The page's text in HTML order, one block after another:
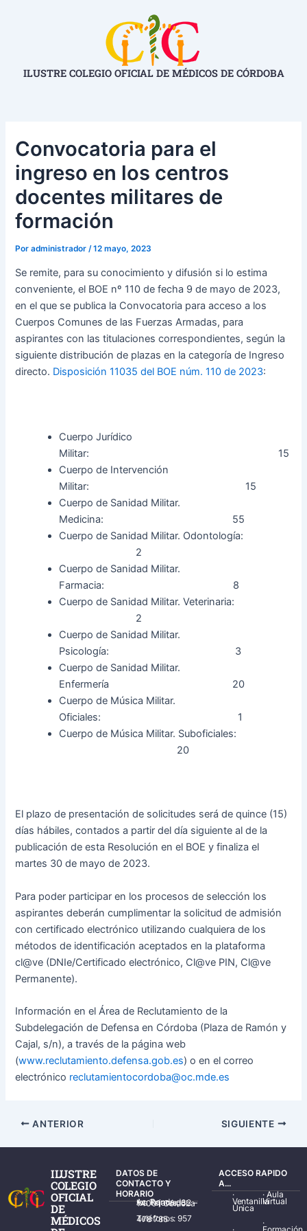
ILUSTRE COLEGIO OFICIAL DE MÉDICOS DE CÓRDOBA
Convocatoria para el
ingreso en los centros
docentes militares de
formación
Poradministrador /12 mayo, 2023
Se remite, para su conocimiento y difusión si lo estima
conveniente, el BOE nº 110 de fecha 9 de mayo de 2023,
en el que se publica la Convocatoria para acceso a los
Cuerpos Comunes de las Fuerzas Armadas, para
aspirantes con las titulaciones correspondientes, según la
siguiente distribución de plazas en la categoría de Ingreso
directo. Disposición 11035 del BOE núm. 110 de 2023:
Cuerpo Jurídico
Militar: 15
Cuerpo de Intervención
Militar: 15
Cuerpo de Sanidad Militar.
Medicina: 55
Cuerpo de Sanidad Militar. Odontología:
2
Cuerpo de Sanidad Militar.
Farmacia: 8
Cuerpo de Sanidad Militar. Veterinaria:
2
Cuerpo de Sanidad Militar.
Psicología: 3
Cuerpo de Sanidad Militar.
Enfermería 20
Cuerpo de Música Militar.
Oficiales: 1
Cuerpo de Música Militar. Suboficiales:
20
El plazo de presentación de solicitudes será de quince (15)
días hábiles, contados a partir del día siguiente al de la
publicación de esta Resolución en el BOE y finaliza el
martes 30 de mayo de 2023.
Para poder participar en los procesos de selección los
aspirantes deberán cumplimentar la solicitud de admisión
con certificado electrónico utilizando cualquiera de los
métodos de identificación aceptados en la plataforma
cl@ve (DNIe/Certificado electrónico, Cl@ve PIN, Cl@ve
Permanente).
Información en el Área de Reclutamiento de la
Subdelegación de Defensa en Córdoba (Plaza de Ramón y
Cajal, s/n), a través de la página web
(www.reclutamiento.defensa.gob.es) o en el correo
electrónico reclutamientocordoba@oc.mde.es
ANTERIOR SIGUIENTE
ILUSTRE
COLEGIO
OFICIAL
DE
MÉDICOS
DATOS DE
CONTACTO Y
HORARIO
Av. Ronda de los Tejares, 32 – 14001 Córdoba
Teléfonos: 957 478 785
ACCESO RAPIDO
A...
·
Ventanilla
Única
·Aula
Virtual
·